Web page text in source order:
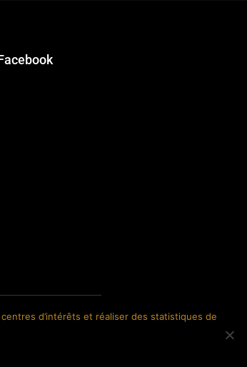
d’intérêts et réaliser des statistiques de